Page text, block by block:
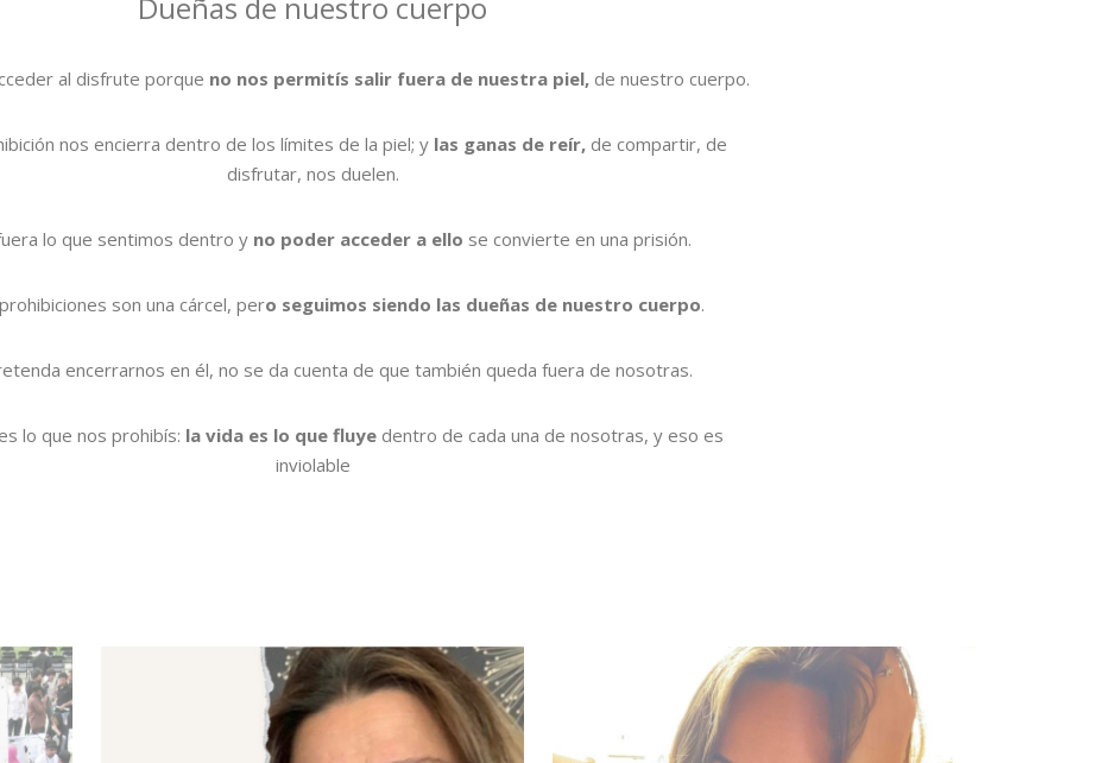
al disfrute porque no nos permitís salir fuera de nuestra piel,de nuestro cuerpo.
nos encierra dentro de los límites de la piel; y las ganas de reír, de compartir, de
disfrutar, nos duelen.
lo que sentimos dentro y no poder acceder a ello se convierte en una prisión.
son una cárcel, pero seguimos siendo las dueñas de nuestro cuerpo.
encerrarnos en él, no se da cuenta de que también queda fuera de nosotras.
lo que nos prohibís: la vida es lo que fluye dentro de cada una de nosotras, y eso es
inviolable